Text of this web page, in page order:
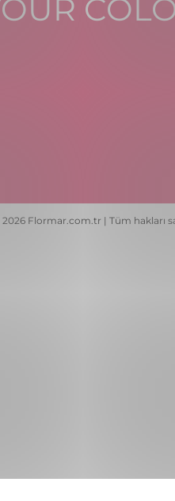
Flormar.com.tr | Tüm hakları